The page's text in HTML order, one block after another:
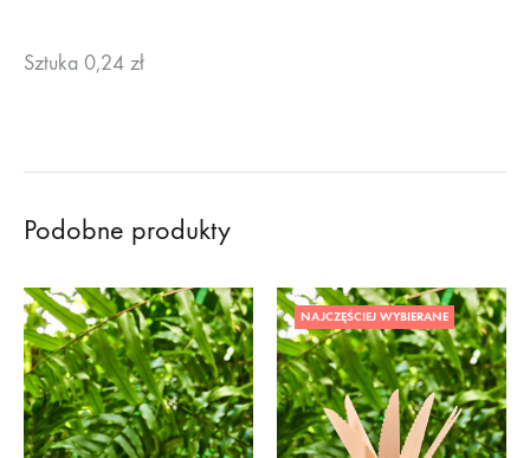
Sztuka 0,24 zł
Podobne produkty
NAJCZĘŚCIEJ WYBIERANE